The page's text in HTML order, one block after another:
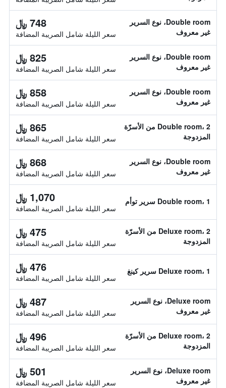
Double room، نوع السرير
غير معروف
748 ﷼
سعر الليلة شامل الصريبة المضافة
Double room، نوع السرير
غير معروف
825 ﷼
سعر الليلة شامل الصريبة المضافة
Double room، نوع السرير
غير معروف
858 ﷼
سعر الليلة شامل الصريبة المضافة
Double room، 2 من الأسرّة
المزدوجة
865 ﷼
سعر الليلة شامل الصريبة المضافة
Double room، نوع السرير
غير معروف
868 ﷼
سعر الليلة شامل الصريبة المضافة
Double room، 1 سرير توأم 1,070 ﷼
سعر الليلة شامل الصريبة المضافة
Deluxe room، 2 من الأسرّة
المزدوجة
475 ﷼
سعر الليلة شامل الصريبة المضافة
Deluxe room، 1 سرير كينغ 476 ﷼
سعر الليلة شامل الصريبة المضافة
Deluxe room، نوع السرير
غير معروف
487 ﷼
سعر الليلة شامل الصريبة المضافة
Deluxe room، 2 من الأسرّة
المزدوجة
496 ﷼
سعر الليلة شامل الصريبة المضافة
Deluxe room، نوع السرير
غير معروف
501 ﷼
سعر الليلة شامل الصريبة المضافة